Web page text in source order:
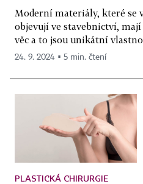
Moderní materiály, které se
objevují ve stavebnictví,
věc a to jsou unikátní
24. 9. 2024 ▪ 5 min. čtení
PLASTICKÁ CHIRURGIE